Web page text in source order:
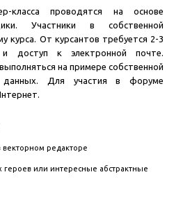
класса проводятся на основе
Участники в собственной
курса. От курсантов требуется 2-3
доступ к электронной почте.
на примере собственной
данных. Для участия в форуме
векторном редакторе
или интересные абстрактные